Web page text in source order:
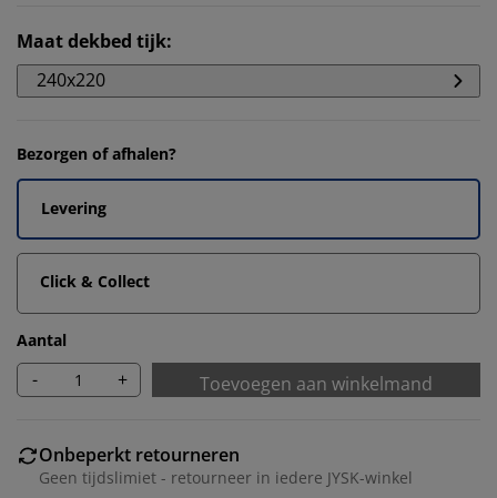
Maat dekbed tijk:
240x220
Bezorgen of afhalen?
Levering
Click & Collect
Aantal
- + Toevoegen aan winkelmand
Onbeperkt retourneren
Geen tijdslimiet - retourneer in iedere JYSK-winkel